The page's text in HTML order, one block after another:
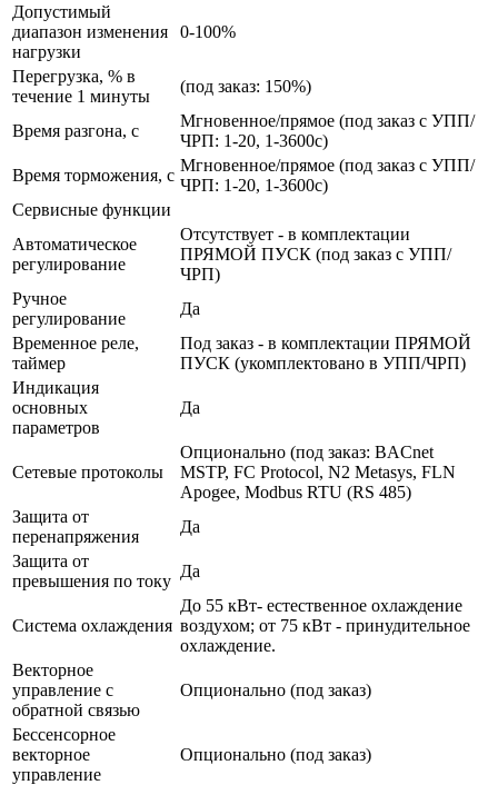
Допустимый
диапазон изменения
нагрузки
0-100%
Перегрузка, % в
течение 1 минуты
(под заказ: 150%)
Время разгона, с
Мгновенное/прямое (под заказ с УПП/
ЧРП: 1-20, 1-3600с)
Время торможения, с
Мгновенное/прямое (под заказ с УПП/
ЧРП: 1-20, 1-3600с)
Сервисные функции
Автоматическое
регулирование
Отсутствует - в комплектации
ПРЯМОЙ ПУСК (под заказ с УПП/
ЧРП)
Ручное
регулирование
Да
Временное реле,
таймер
Под заказ - в комплектации ПРЯМОЙ
ПУСК (укомплектовано в УПП/ЧРП)
Индикация
основных
параметров
Да
Сетевые протоколы
Опционально (под заказ: BACnet
MSTP, FC Protocol, N2 Metasys, FLN
Apogee, Modbus RTU (RS 485)
Защита от
перенапряжения
Да
Защита от
превышения по току
Да
Система охлаждения
До 55 кВт- естественное охлаждение
воздухом; от 75 кВт - принудительное
охлаждение.
Векторное
управление с
обратной связью
Опционально (под заказ)
Бессенсорное
векторное
управление
Опционально (под заказ)